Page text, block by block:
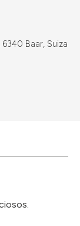
Baar, Suiza